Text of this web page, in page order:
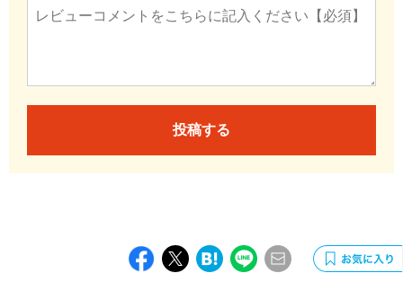
投稿する